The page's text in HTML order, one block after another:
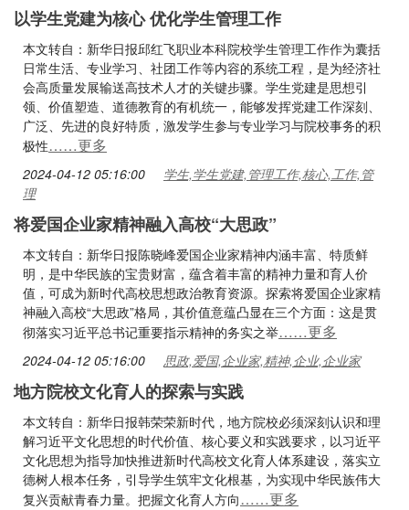
以学生党建为核心 优化学生管理工作
本文转自：新华日报邱红飞职业本科院校学生管理工作作为囊括
日常生活、专业学习、社团工作等内容的系统工程，是为经济社
会高质量发展输送高技术人才的关键步骤。学生党建是思想引
领、价值塑造、道德教育的有机统一，能够发挥党建工作深刻、
广泛、先进的良好特质，激发学生参与专业学习与院校事务的积
极性……更多
2024-04-12 05:16:00
学生,学生党建,管理工作,核心,工作,管
理
将爱国企业家精神融入高校“大思政”
本文转自：新华日报陈晓峰爱国企业家精神内涵丰富、特质鲜
明，是中华民族的宝贵财富，蕴含着丰富的精神力量和育人价
值，可成为新时代高校思想政治教育资源。探索将爱国企业家精
神融入高校“大思政”格局，其价值意蕴凸显在三个方面：这是贯
彻落实习近平总书记重要指示精神的务实之举……更多
2024-04-12 05:16:00 思政,爱国,企业家,精神,企业,企业家
地方院校文化育人的探索与实践
本文转自：新华日报韩荣荣新时代，地方院校必须深刻认识和理
解习近平文化思想的时代价值、核心要义和实践要求，以习近平
文化思想为指导加快推进新时代高校文化育人体系建设，落实立
德树人根本任务，引导学生筑牢文化根基，为实现中华民族伟大
复兴贡献青春力量。把握文化育人方向……更多